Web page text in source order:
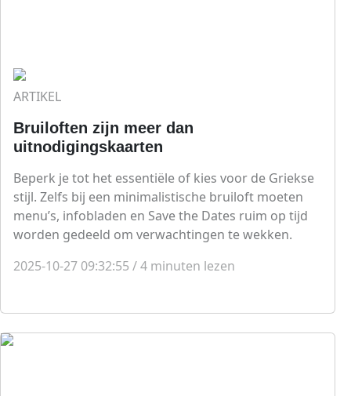
ARTIKEL
Bruiloften zijn meer dan
uitnodigingskaarten
Beperk je tot het essentiële of kies voor de Griekse
stijl. Zelfs bij een minimalistische bruiloft moeten
menu’s, infobladen en Save the Dates ruim op tijd
worden gedeeld om verwachtingen te wekken.
2025-10-27 09:32:55 /4 minuten lezen